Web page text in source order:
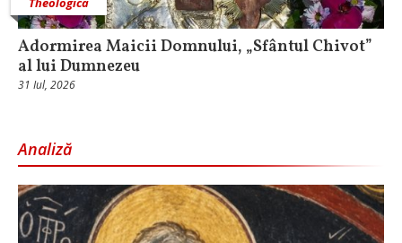
Adormirea Maicii Domnului, „Sfântul Chivot”
al lui Dumnezeu
31 Iul, 2026
Analiză